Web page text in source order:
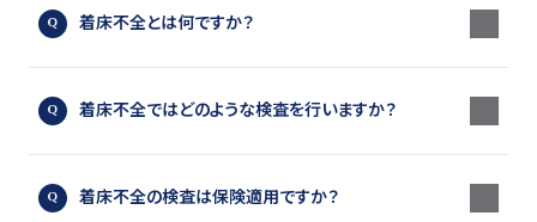
着床不全とは何ですか？
着床不全ではどのような検査を行いますか？
着床不全の検査は保険適用ですか？